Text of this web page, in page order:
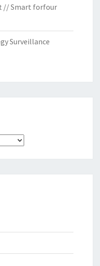
// Smart forfour
Surveillance